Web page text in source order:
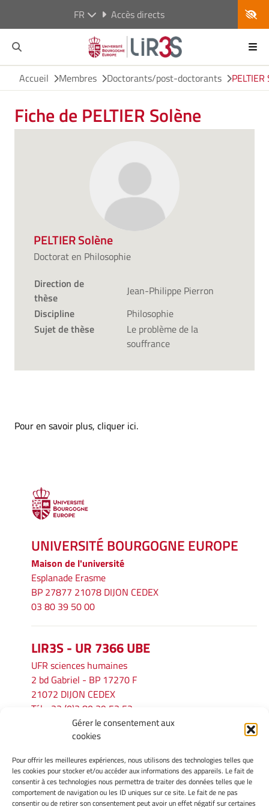
Gérer le consentement aux
cookies
Pour offrir les meilleures expériences, nous utilisons des technologies telles que
les cookies pour stocker et/ou accéder aux informations des appareils. Le fait de
consentir à ces technologies nous permettra de traiter des données telles que le
comportement de navigation ou les ID uniques sur ce site. Le fait de ne pas
consentir ou de retirer son consentement peut avoir un effet négatif sur certaines
FR Accès directs
Accueil Membres Doctorants/post-doctorants
Fiche de PELTIER Solène
PELTIER Solène
Doctorat en Philosophie
Direction de
thèse
Jean-Philippe Pierron
Discipline
Philosophie
Sujet de thèse
Le problème de la
souffrance
Pour en savoir plus, cliquer ici.
UNIVERSITÉ BOURGOGNE EUROPE
Maison de l'université
Esplanade Erasme
BP 27877 21078 DIJON CEDEX
03 80 39 50 00
LIR3S - UR 7366 UBE
UFR sciences humaines
2 bd Gabriel - BP 17270 F
21072 DIJON CEDEX
Tél. : 33 (0)3 80 39 53 52
lir3s@u-bourgogne.fr
INFORMATIONS LÉGALES
Mentions légales
Gérer mes cookies